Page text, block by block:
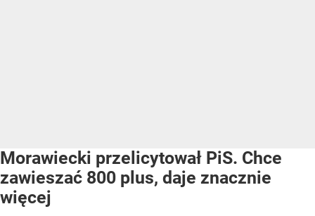
Morawiecki przelicytował PiS. Chce
zawieszać 800 plus, daje znacznie
więcej